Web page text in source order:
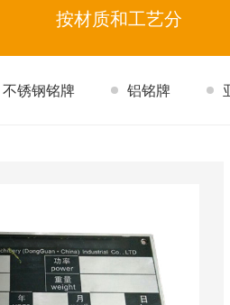
按材质和工艺分
不锈钢铭牌 铝铭牌